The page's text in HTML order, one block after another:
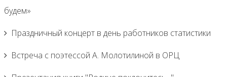
будем»
Праздничный концерт в день работников статистики
Встреча с поэтессой А. Молотилиной в ОРЦ